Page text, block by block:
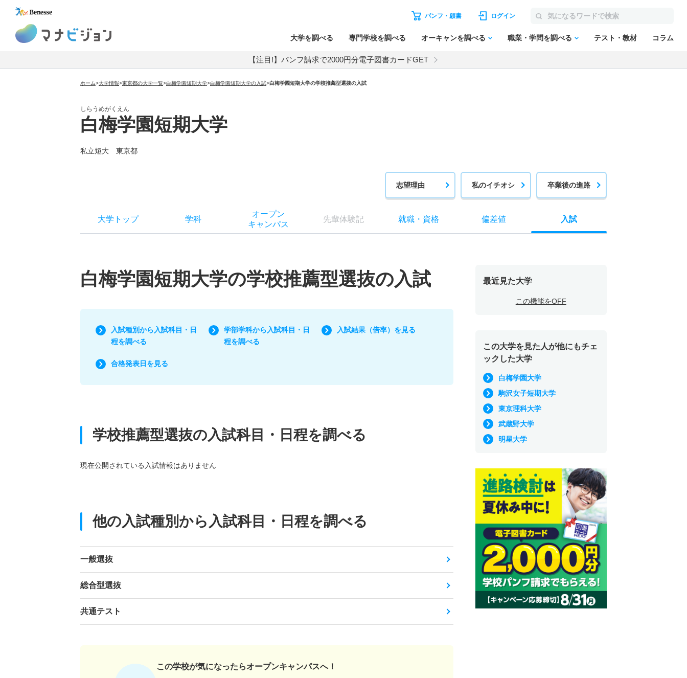
パンフ・願書 ログイン
大学を調べる 専門学校を調べる オーキャンを調べる 職業・学問を調べる テスト・教材 コラム
【注目!】パンフ請求で2000円分電子図書カードGET
ホーム>大学情報>東京都の大学一覧>白梅学園短期大学>白梅学園短期大学の入試>白梅学園短期大学の学校推薦型選抜の入試
しらうめがくえん
白梅学園短期大学
私立短大 東京都
志望理由 私のイチオシ 卒業後の進路
大学トップ 学科
オープン
キャンパス
先輩体験記 就職・ 資格 偏差値 入試
白梅学園短期大学の学校推薦型選抜の入試
入試種別から入試科目・日
程を調べる
学部学科から入試科目・日
程を調べる
入試結果（倍率）を見る
合格発表日を見る
学校推薦型選抜の入試科目・日程を調べる
現在公開されている入試情報はありません
他の入試種別から入試科目・日程を調べる
一般選抜
総合型選抜
共通テスト
この学校が気になったらオープンキャンパスへ！
最近見た大学
この機能をOFF
この大学を見た人が他にもチェ
ックした大学
白梅学園大学
駒沢女子短期大学
東京理科大学
武蔵野大学
明星大学